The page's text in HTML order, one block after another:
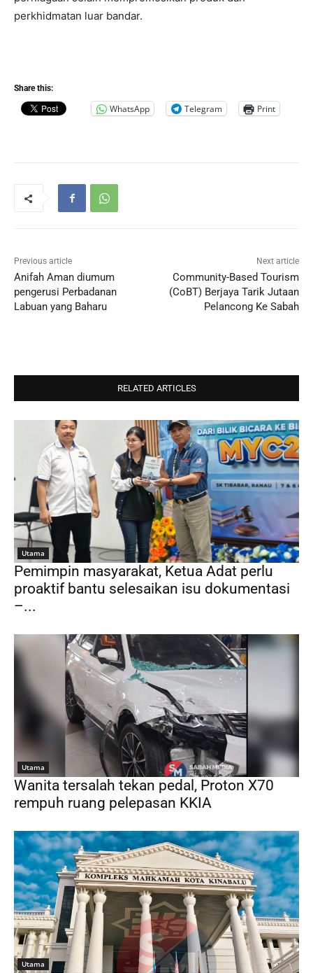
perkhidmatan luar bandar.
Share this:
WhatsApp Telegram Print
Previous article
Anifah Aman diumum
pengerusi Perbadanan
Labuan yang Baharu
Next article
Community-Based Tourism
(CoBT) Berjaya Tarik Jutaan
Pelancong Ke Sabah
RELATED ARTICLES
Utama
Pemimpin masyarakat, Ketua Adat perlu
proaktif bantu selesaikan isu dokumentasi
–...
Utama
Wanita tersalah tekan pedal, Proton X70
rempuh ruang pelepasan KKIA
Utama